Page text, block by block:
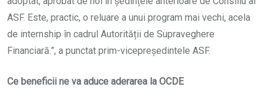
ASF. Este, practic, o reluare a unui program mai vechi, acela
de internship în cadrul Autorității de Supraveghere
Financiară.”, a punctat prim-vicepreședintele ASF.
Ce beneficii ne va aduce aderarea la OCDE